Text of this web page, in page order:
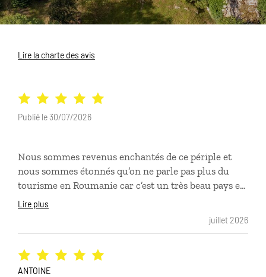
Lire la charte des avis
Nous sommes revenus enchantés de ce périple et
nous sommes étonnés qu’on ne parle pas plus du
tourisme en Roumanie car c’est un très beau pays et
il y a énormément à voir. Le circuit était parfait,
Nous avions demandé des petits hôtels de charme et
vraiment tous les soirs c était une belle découverte.
Lire plus
juillet 2026
Publié le 30/07/2026
ANTOINE